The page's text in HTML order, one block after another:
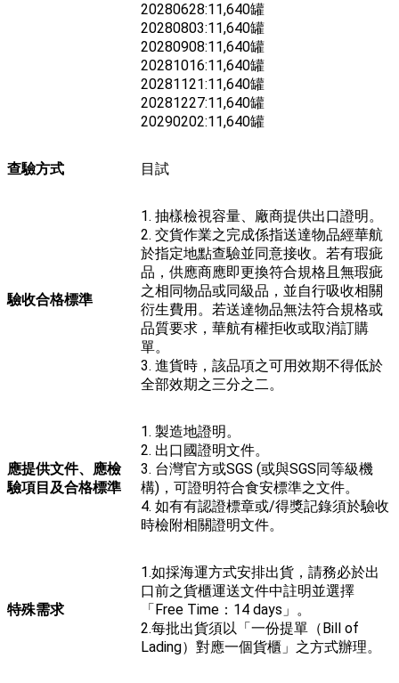
20280628:11,640罐
20280803:11,640罐
20280908:11,640罐
20281016:11,640罐
20281121:11,640罐
20281227:11,640罐
20290202:11,640罐
查驗方式 目試
驗收合格標準
1. 抽樣檢視容量、廠商提供出口證明。
2. 交貨作業之完成係指送達物品經華航
於指定地點查驗並同意接收。若有瑕疵
品，供應商應即更換符合規格且無瑕疵
之相同物品或同級品，並自行吸收相關
衍生費用。若送達物品無法符合規格或
品質要求，華航有權拒收或取消訂購
單。
3. 進貨時，該品項之可用效期不得低於
全部效期之三分之二。
應提供文件、應檢
驗項目及合格標準
1. 製造地證明。
2. 出口國證明文件。
3. 台灣官方或SGS (或與SGS同等級機
構)，可證明符合食安標準之文件。
4. 如有有認證標章或/得獎記錄須於驗收
時檢附相關證明文件。
特殊需求
1.如採海運方式安排出貨，請務必於出
口前之貨櫃運送文件中註明並選擇
「Free Time：14 days」。
2.每批出貨須以「一份提單（Bill of
Lading）對應一個貨櫃」之方式辦理。